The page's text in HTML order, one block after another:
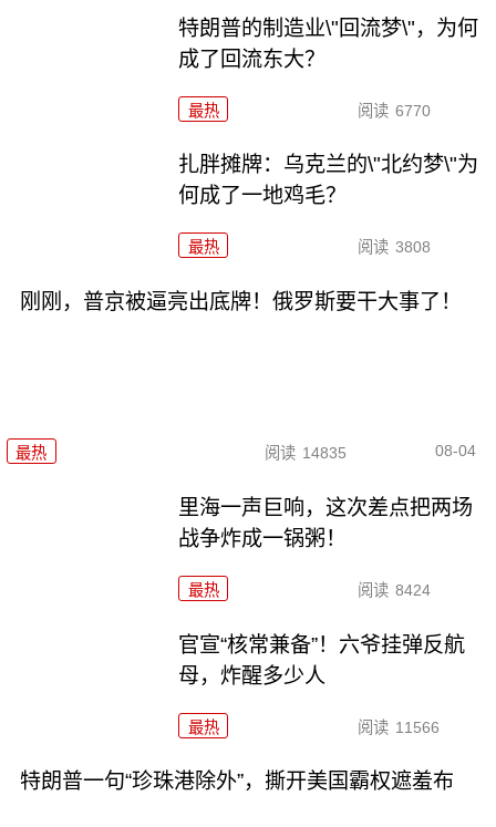
特朗普的制造业\"回流梦\"，为何
成了回流东大？
最热 阅读 6770
扎胖摊牌：乌克兰的\"北约梦\"为
何成了一地鸡毛？
最热 阅读 3808
刚刚，普京被逼亮出底牌！俄罗斯要干大事了！
最热 阅读 14835 08-04
里海一声巨响，这次差点把两场
战争炸成一锅粥！
最热 阅读 8424
官宣“核常兼备”！六爷挂弹反航
母，炸醒多少人
最热 阅读 11566
特朗普一句“珍珠港除外”，撕开美国霸权遮羞布